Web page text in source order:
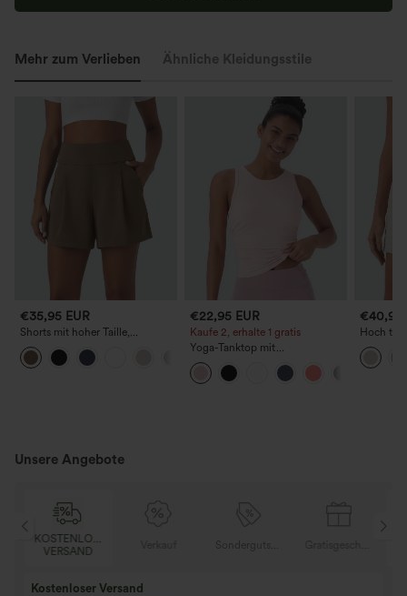
Mehr zum Verlieben Ähnliche Kleidungsstile
€35,95 EUR
Shorts mit hoher Taille,
plissierten Seitentaschen und
weitem Bein
€22,95 EUR
Kaufe 2, erhalte 1 gratis
Yoga-Tanktop mit
Rundhalsausschnitt, Racerback
und Raffung
€40,95
Hoch
Shorts
Unsere Angebote
KOSTENLOSER
VERSAND
Kostenloser Versand